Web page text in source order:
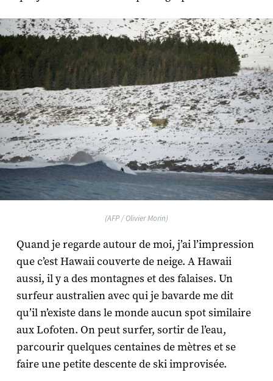
(AFP / Olivier Morin)
Quand je regarde autour de moi, j’ai l’impression
que c’est Hawaii couverte de neige. A Hawaii
aussi, il y a des montagnes et des falaises. Un
surfeur australien avec qui je bavarde me dit
qu’il n’existe dans le monde aucun spot similaire
aux Lofoten. On peut surfer, sortir de l’eau,
parcourir quelques centaines de mètres et se
faire une petite descente de ski improvisée.